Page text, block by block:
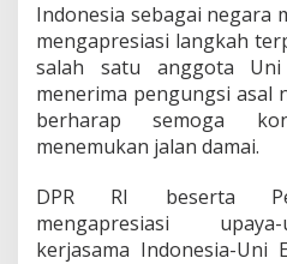
b
e
s
U
i
E
o
p
Indonesia sebagai negara
mengapresiasi langkah
salah satu anggota
menerima pengungsi asal
berharap semoga
menemukan jalan damai.
DPR RI beserta
mengapresiasi
kerjasama Indonesia-Uni